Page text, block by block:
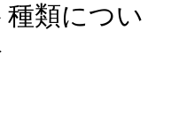
種類につい